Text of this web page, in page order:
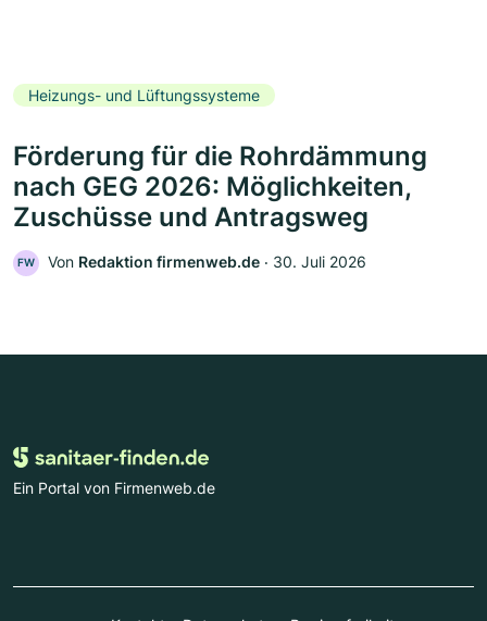
Heizungs- und Lüftungssysteme
Förderung für die Rohrdämmung
nach GEG 2026: Möglichkeiten,
Zuschüsse und Antragsweg
FW Von Redaktion firmenweb.de ‧ 30. Juli 2026
Ein Portal von Firmenweb.de